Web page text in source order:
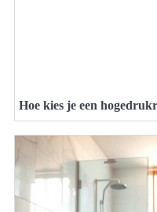
Hoe kies je een